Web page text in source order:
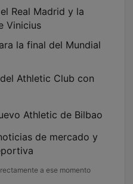
Real Madrid y la
Vinicius
la final del Mundial
Athletic Club con
Athletic de Bilbao
de mercado y
a ese momento